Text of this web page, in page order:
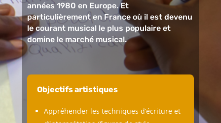
années 1980 en Europe. Et
particulièrement en France où il est devenu
le courant musical le plus populaire et
domine le marché musical.
Objectifs artistiques
Appréhender les techniques d’écriture et